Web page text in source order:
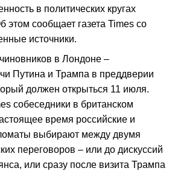
в политических кругах
этом сообщает газета Times со
источники.
в Лондоне –
Путина и Трампа в преддверии
должен открыться 11 июля.
собеседники в британском
время российские и
выбирают между двумя
переговоров – или до дискуссий
или сразу после визита Трампа